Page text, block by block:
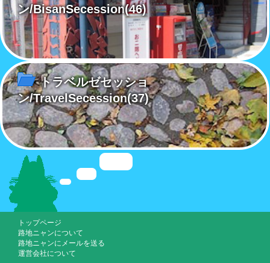
ン/BisanSecession(46)
トラベルゼセッショ
ン/TravelSecession(37)
トップページ
路地ニャンについて
路地ニャンにメールを送る
運営会社について